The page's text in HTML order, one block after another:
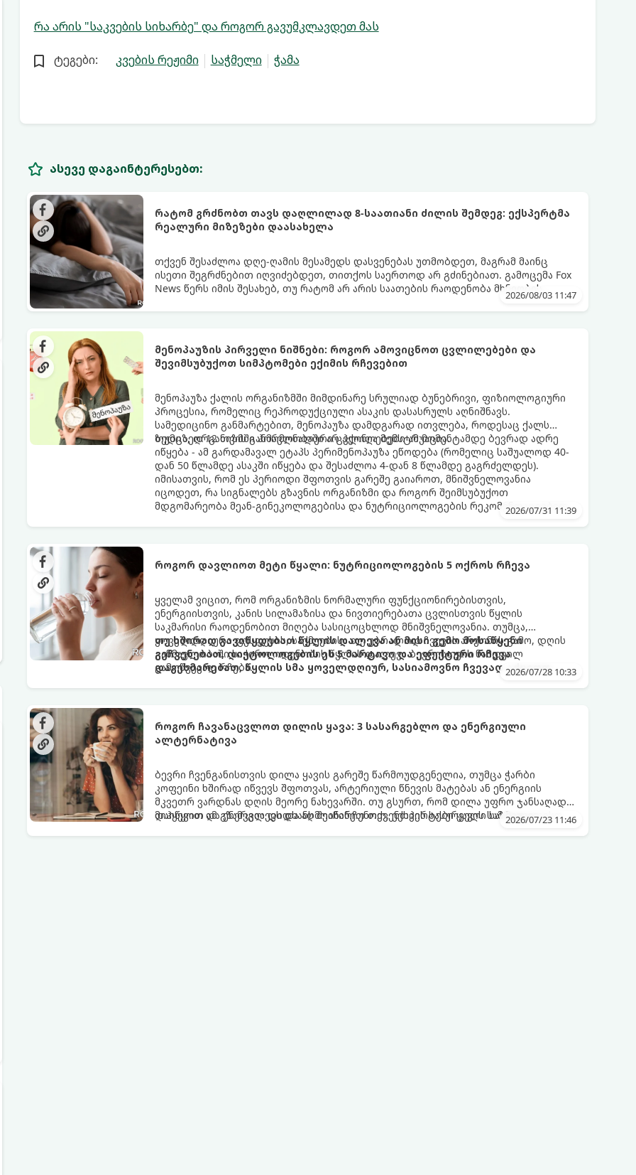
რა არის "საკვების სიხარბე" და როგორ გავუმკლავდეთ მას
ტეგები: კვების რეჟიმი საჭმელი ჭამა
ასევე დაგაინტერესებთ:
რატომ გრძნობთ თავს დაღლილად 8-საათიანი ძილის შემდეგ: ექსპერტმა
რეალური მიზეზები დაასახელა
თქვენ შესაძლოა დღე-ღამის მესამედს დასვენებას უთმობდეთ, მაგრამ მაინც
ისეთი შეგრძნებით იღვიძებდეთ, თითქოს საერთოდ არ გძინებიათ. გამოცემა Fox
News წერს იმის შესახებ, თუ რატომ არ არის საათების რაოდენობა მხნეობის2026/08/03 11:47
მენოპაუზის პირველი ნიშნები: როგორ ამოვიცნოთ ცვლილებები და
შევიმსუბუქოთ სიმპტომები ექიმის რჩევებით
მენოპაუზა ქალის ორგანიზმში მიმდინარე სრულიად ბუნებრივი, ფიზიოლოგიური
პროცესია, რომელიც რეპროდუქციული ასაკის დასასრულს აღნიშნავს.
სამედიცინო განმარტებით, მენოპაუზა დამდგარად ითვლება, როდესაც ქალს
ზედიზედ 12 თვის განმავლობაში არ ჰქონია მენსტრუაცია.
თუმცა, ორგანიზმში ჰორმონალური ცვლილებები ამ მომენტამდე ბევრად ადრე
იწყება - ამ გარდამავალ ეტაპს პერიმენოპაუზა ეწოდება (რომელიც საშუალოდ 40-
დან 50 წლამდე ასაკში იწყება და შესაძლოა 4-დან 8 წლამდე გაგრძელდეს).
იმისათვის, რომ ეს პერიოდი შფოთვის გარეშე გაიაროთ, მნიშვნელოვანია
იცოდეთ, რა სიგნალებს გზავნის ორგანიზმი და როგორ შეიმსუბუქოთ
მდგომარეობა მეან-გინეკოლოგებისა და ნუტრიციოლოგების რეკომენდაციებით.
2026/07/31 11:39
როგორ დავლიოთ მეტი წყალი: ნუტრიციოლოგების 5 ოქროს რჩევა
ყველამ ვიცით, რომ ორგანიზმის ნორმალური ფუნქციონირებისთვის,
ენერგიისთვის, კანის სილამაზისა და ნივთიერებათა ცვლისთვის წყლის
საკმარისი რაოდენობით მიღება სასიცოცხლოდ მნიშვნელოვანია. თუმცა,
ყოველდღიური ფუსფუსის, საქმეებისა თუ უბრალოდ ჩვევის არქონის გამო, დღის
განმავლობაში საჭირო ოდენობის წყლის დალევა ბევრისთვის ნამდვილ
გამოწვევად რჩება.
თუ ხშირად გავიწყდებათ წყლის დალევა ან მისი გემო მოსაწყენი
გეჩვენებათ, დიეტოლოგების ეს 5 მარტივი და ეფექტური რჩევა
დაგეხმარებათ, წყლის სმა ყოველდღიურ, სასიამოვნო ჩვევად აქციოთ.
2026/07/28 10:33
როგორ ჩავანაცვლოთ დილის ყავა: 3 სასარგებლო და ენერგიული
ალტერნატივა
ბევრი ჩვენგანისთვის დილა ყავის გარეშე წარმოუდგენელია, თუმცა ჭარბი
კოფეინი ხშირად იწვევს შფოთვას, არტერიული წნევის მატებას ან ენერგიის
მკვეთრ ვარდნას დღის მეორე ნახევარში. თუ გსურთ, რომ დილა უფრო ჯანსაღად
დაიწყოთ და ენერგია დიდხანს შეინარჩუნოთ, ექსპერტები ყავის სამ საუკეთესო
მიჰყევით ამ გზამკვლევს და აღმოაჩინეთ თქვენთვის სასურველი სასმელი:2026/07/23 11:46